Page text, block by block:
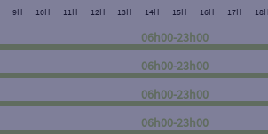
9H 10H 11H 12H 13H 14H 15H 16H 17H 18H
06h00-23h00
06h00-23h00
06h00-23h00
06h00-23h00